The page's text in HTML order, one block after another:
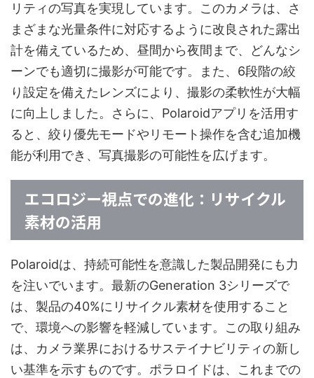
リティの写真を実現しています。このカメラは、さ
まざまな光量条件に対応するように改良された露出
計を備えているため、昼間から夜間まで、どんなシ
ーンでも適切に撮影が可能です。また、6段階の絞
り設定を備えたレンズにより、撮影の柔軟性が大幅
に向上しました。さらに、Polaroidアプリを活用す
ると、絞り優先モードやリモート操作を含む追加機
能が利用でき、写真撮影の可能性を広げます。
エコロジー視点での進化：リサイクル
素材の活用
Polaroidは、持続可能性を意識した製品開発にも力
を注いでいます。最新のGeneration 3シリーズで
は、製品の40%にリサイクル素材を使用すること
で、環境への影響を軽減しています。この取り組み
は、カメラ業界におけるサステイナビリティの新し
い基準を示すものです。ポラロイドは、これまでの